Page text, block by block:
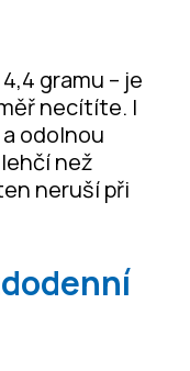
gramu – je
necítíte. I
odolnou
než
neruší při